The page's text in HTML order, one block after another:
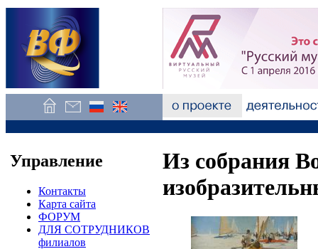
Управление
Контакты
Карта сайта
ФОРУМ
ДЛЯ СОТРУДНИКОВ
филиалов
Из собрания